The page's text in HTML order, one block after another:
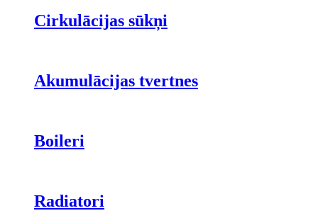
Cirkulācijas sūkņi
Akumulācijas tvertnes
Boileri
Radiatori